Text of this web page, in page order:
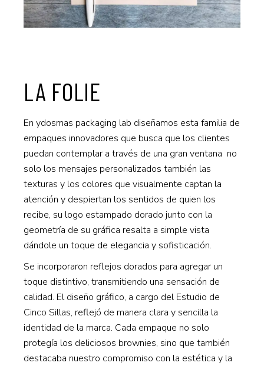
LA FOLIE
En ydosmas packaging lab diseñamos esta familia de
empaques innovadores que busca que los clientes
puedan contemplar a través de una gran ventana no
solo los mensajes personalizados también las
texturas y los colores que visualmente captan la
atención y despiertan los sentidos de quien los
recibe, su logo estampado dorado junto con la
geometría de su gráfica resalta a simple vista
dándole un toque de elegancia y sofisticación.
Se incorporaron reflejos dorados para agregar un
toque distintivo, transmitiendo una sensación de
calidad. El diseño gráfico, a cargo del Estudio de
Cinco Sillas, reflejó de manera clara y sencilla la
identidad de la marca. Cada empaque no solo
protegía los deliciosos brownies, sino que también
destacaba nuestro compromiso con la estética y la